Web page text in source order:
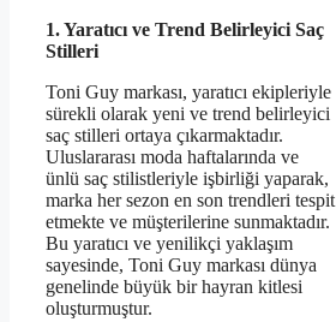
1. Yaratıcı ve Trend Belirleyici Saç
Stilleri
Toni Guy markası, yaratıcı ekipleriyle
sürekli olarak yeni ve trend belirleyici
saç stilleri ortaya çıkarmaktadır.
Uluslararası moda haftalarında ve
ünlü saç stilistleriyle işbirliği yaparak,
marka her sezon en son trendleri tespit
etmekte ve müşterilerine sunmaktadır.
Bu yaratıcı ve yenilikçi yaklaşım
sayesinde, Toni Guy markası dünya
genelinde büyük bir hayran kitlesi
oluşturmuştur.